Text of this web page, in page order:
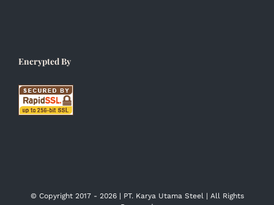
Encrypted By
© Copyright 2017 - 2026 | PT. Karya Utama Steel | All Rights